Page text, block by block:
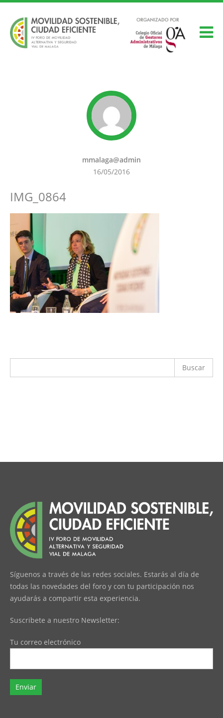
mmalaga@admin
16/05/2016
IMG_0864
Síguenos a través de las redes sociales. Estarás al día de
todas las novedades del foro y con tu participación nos
ayudarás a compartir esta experiencia.
Suscribete a nuestro Newsletter:
Tu correo electrónico